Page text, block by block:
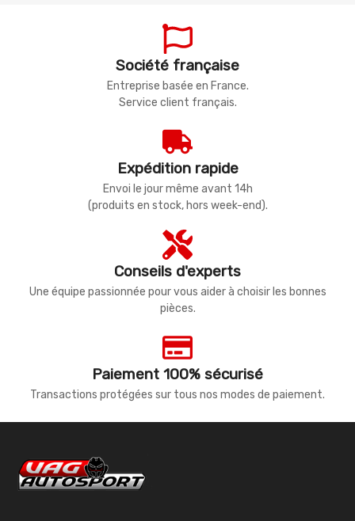
Société française
Entreprise basée en France.
Service client français.
Expédition rapide
Envoi le jour même avant 14h
(produits en stock, hors week-end).
Conseils d'experts
Une équipe passionnée pour vous aider à choisir les bonnes
pièces.
Paiement 100% sécurisé
Transactions protégées sur tous nos modes de paiement.